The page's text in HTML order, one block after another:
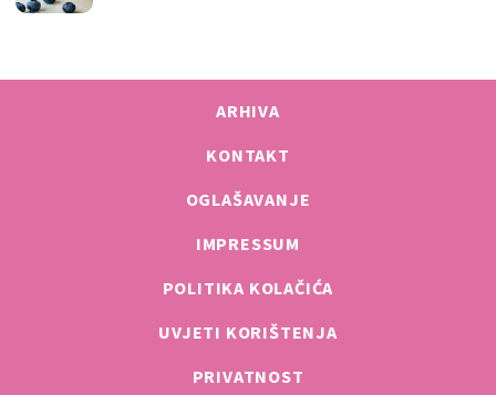
ARHIVA
KONTAKT
OGLAŠAVANJE
IMPRESSUM
POLITIKA KOLAČIĆA
UVJETI KORIŠTENJA
PRIVATNOST